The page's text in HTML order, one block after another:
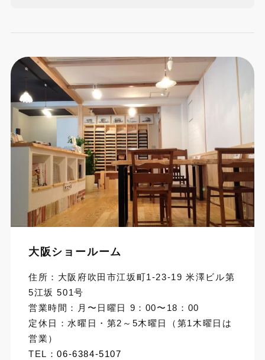
大阪ショールーム
住所：大阪府吹田市江坂町1-23-19 米澤ビル第
5江坂 501号
営業時間：月〜日曜日 9：00〜18：00
定休日：水曜日・第2～5木曜日（第1木曜日は
営業）
TEL：06-6384-5107